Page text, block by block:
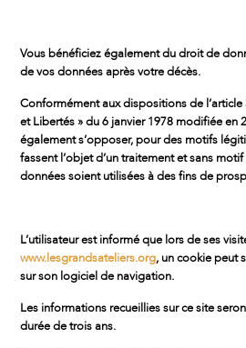
Vous bénéficiez également du droit de
de vos données après votre décès.
Conformément aux dispositions de
et Libertés » du 6 janvier 1978 modifiée en
également s’opposer, pour des motifs
fassent l’objet d’un traitement et sans
données soient utilisées à des fins de
L’utilisateur est informé que lors de ses
www.lesgrandsateliers.org, un cookie peut
sur son logiciel de navigation.
Les informations recueillies sur ce site
durée de trois ans.